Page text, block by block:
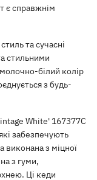
є справжнім
та сучасні
стильними
білий колір
з будь-
White' 167377C
забезпечують
виконана з міцної
з гуми,
Ці кеди